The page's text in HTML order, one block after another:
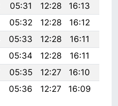
05:31 12:28 16:13
05:32 12:28 16:12
05:33 12:28 16:11
05:34 12:28 16:11
05:35 12:27 16:10
05:36 12:27 16:09